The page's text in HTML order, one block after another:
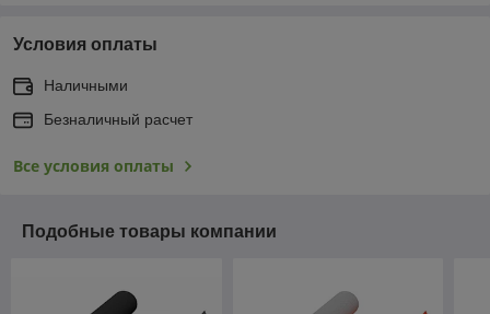
Условия оплаты
Наличными
Безналичный расчет
Все условия оплаты
Подобные товары компании